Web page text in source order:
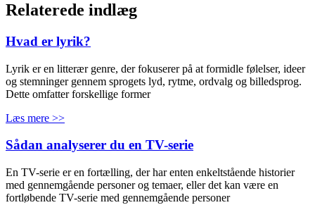
Relaterede indlæg
Hvad er lyrik?
Lyrik er en litterær genre, der fokuserer på at formidle følelser, ideer
og stemninger gennem sprogets lyd, rytme, ordvalg og billedsprog.
Dette omfatter forskellige former
Læs mere >>
Sådan analyserer du en TV-serie
En TV-serie er en fortælling, der har enten enkeltstående historier
med gennemgående personer og temaer, eller det kan være en
fortløbende TV-serie med gennemgående personer